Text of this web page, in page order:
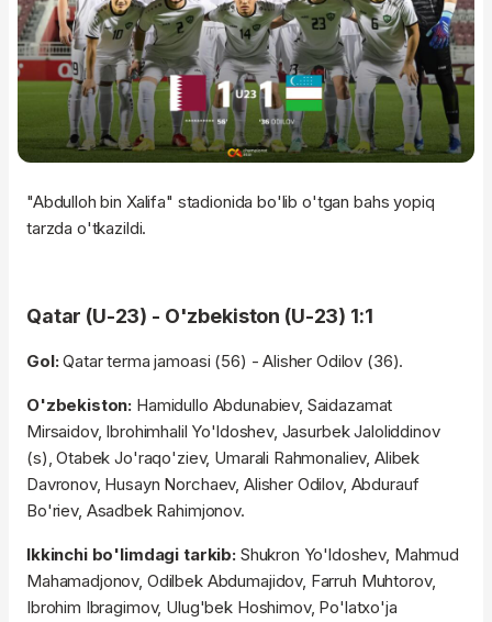
"Abdulloh bin Xalifa" stadionida bo'lib o'tgan bahs yopiq
tarzda o'tkazildi.
Qatar (U-23) - O'zbekiston (U-23) 1:1
Gol:Qatar terma jamoasi (56) - Alisher Odilov (36).
O'zbekiston: Hamidullo Abdunabiev, Saidazamat
Mirsaidov, Ibrohimhalil Yo'ldoshev, Jasurbek Jaloliddinov
(s), Otabek Jo'raqo'ziev, Umarali Rahmonaliev, Alibek
Davronov, Husayn Norchaev, Alisher Odilov, Abdurauf
Bo'riev, Asadbek Rahimjonov.
Ikkinchi bo'limdagi tarkib: Shukron Yo'ldoshev, Mahmud
Mahamadjonov, Odilbek Abdumajidov, Farruh Muhtorov,
Ibrohim Ibragimov, Ulug'bek Hoshimov, Po'latxo'ja